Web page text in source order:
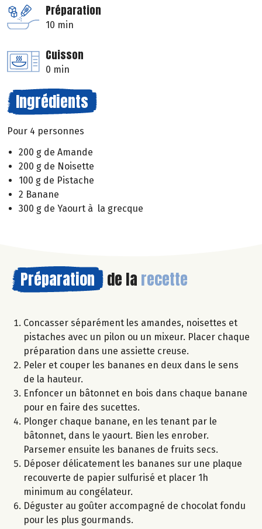
Préparation
10 min
Cuisson
0 min
Ingrédients
Pour 4 personnes
200 g de Amande
200 g de Noisette
100 g de Pistache
2 Banane
300 g de Yaourt à la grecque
Préparation de la recette
Concasser séparément les amandes, noisettes et
pistaches avec un pilon ou un mixeur. Placer chaque
préparation dans une assiette creuse.
Peler et couper les bananes en deux dans le sens
de la hauteur.
Enfoncer un bâtonnet en bois dans chaque banane
pour en faire des sucettes.
Plonger chaque banane, en les tenant par le
bâtonnet, dans le yaourt. Bien les enrober.
Parsemer ensuite les bananes de fruits secs.
Déposer délicatement les bananes sur une plaque
recouverte de papier sulfurisé et placer 1h
minimum au congélateur.
Déguster au goûter accompagné de chocolat fondu
pour les plus gourmands.